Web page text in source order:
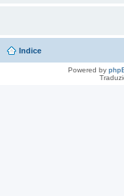
Indice
Powered by